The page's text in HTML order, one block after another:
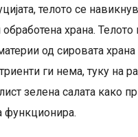
телото се
храна.
од сировата
ги нема, туку на
зелена салата како
функционира.